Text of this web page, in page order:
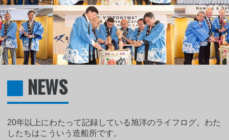
NEWS
20年以上にわたって記録している旭洋のライフログ。わた
したちはこういう造船所です。